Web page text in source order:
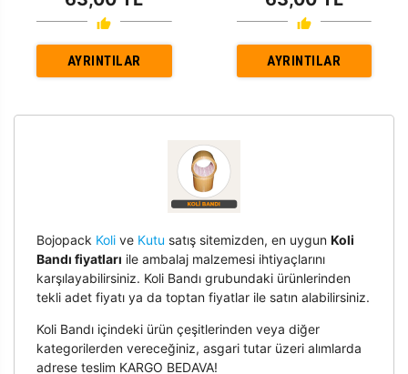
AYRINTILAR AYRINTILAR
Bojopack Kolive Kutu satış sitemizden, en uygun Koli
Bandı fiyatları ile ambalaj malzemesi ihtiyaçlarını
karşılayabilirsiniz. Koli Bandı grubundaki ürünlerinden
tekli adet fiyatı ya da toptan fiyatlar ile satın alabilirsiniz.
Koli Bandı içindeki ürün çeşitlerinden veya diğer
kategorilerden vereceğiniz, asgari tutar üzeri alımlarda
adrese teslim KARGO BEDAVA!